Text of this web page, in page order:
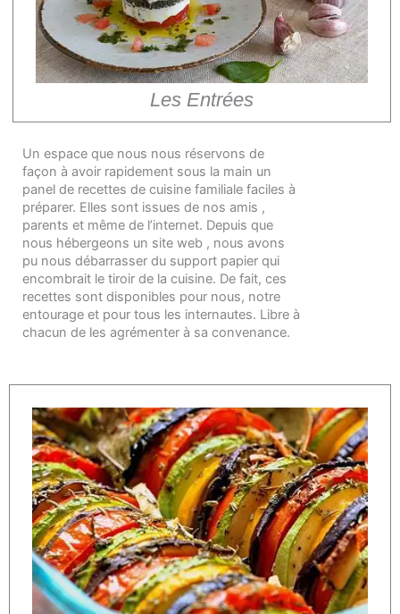
Les Entrées
Un espace que nous nous réservons de
façon à avoir rapidement sous la main un
panel de recettes de cuisine familiale faciles à
préparer. Elles sont issues de nos amis ,
parents et même de l’internet. Depuis que
nous hébergeons un site web , nous avons
pu nous débarrasser du support papier qui
encombrait le tiroir de la cuisine. De fait, ces
recettes sont disponibles pour nous, notre
entourage et pour tous les internautes. Libre à
chacun de les agrémenter à sa convenance.